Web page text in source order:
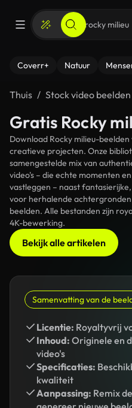
Coverr+ Natuur
Thuis Stock video beelden
Gratis Rocky
Download Rocky milieu-
creatieve projecten. Onze
samengestelde mix van
video's – die echte momenten
vastleggen – naast
voor herhalende
beelden. Alle bestanden zijn
4K-bewerking.
Bekijk alle artikelen
Samenvatting van de
Licentie: Royaltyvrij
Inhoud: Originele en
video's
Specificaties:
kwaliteit
Aanpassing: Remix